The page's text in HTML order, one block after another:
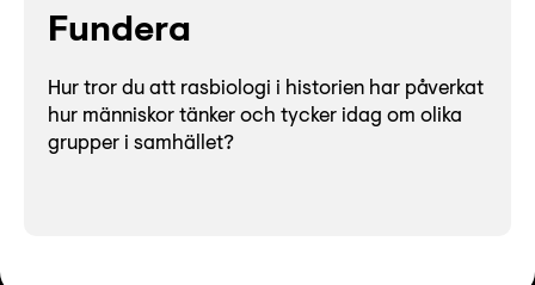
Fundera
Hur tror du att rasbiologi i historien har påverkat
hur människor tänker och tycker idag om olika
grupper i samhället?